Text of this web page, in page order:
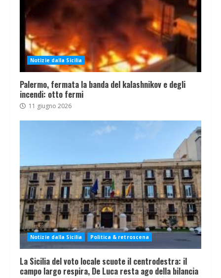
Notizie dalla Sicilia
Palermo, fermata la banda del kalashnikov e degli
incendi: otto fermi
11 giugno 2026
Notizie dalla Sicilia Politica & retroscena
La Sicilia del voto locale scuote il centrodestra: il
campo largo respira, De Luca resta ago della bilancia